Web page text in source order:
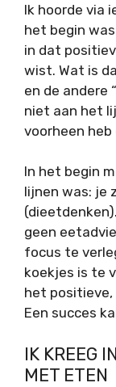
Ik hoorde via
het begin
in dat
wist. Wat is
en de andere
niet aan het
voorheen heb
In het begin
lijnen was: je
geen
focus te
koekjes is te
het positieve,
Een succes
IK KREEG
MET ETEN